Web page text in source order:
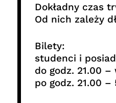
Dokładny czas
Od nich zależy
Bilety:
studenci i
do godz. 21.00
po godz. 21.00 –